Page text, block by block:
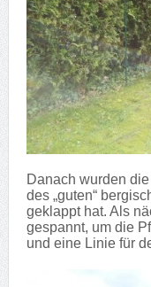
Danach wurden
des „guten“
geklappt hat. Als
gespannt, um die
und eine Linie für